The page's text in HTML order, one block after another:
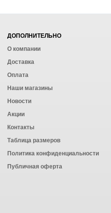
ДОПОЛНИТЕЛЬНО
О компании
Доставка
Оплата
Наши магазины
Новости
Акции
Контакты
Таблица размеров
Политика конфиденциальности
Публичная оферта